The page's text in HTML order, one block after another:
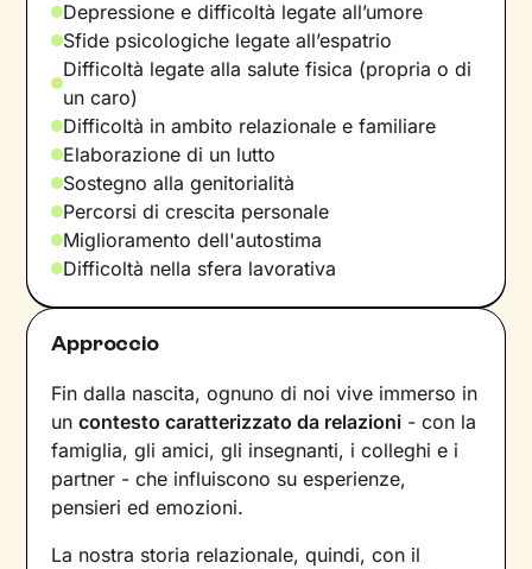
Depressione e difficoltà legate all’umore
Sfide psicologiche legate all’espatrio
Difficoltà legate alla salute fisica (propria o di
un caro)
Difficoltà in ambito relazionale e familiare
Elaborazione di un lutto
Sostegno alla genitorialità
Percorsi di crescita personale
Miglioramento dell'autostima
Difficoltà nella sfera lavorativa
Approccio
Fin dalla nascita, ognuno di noi vive immerso in
uncontesto caratterizzato da relazioni - con la
famiglia, gli amici, gli insegnanti, i colleghi e i
partner - che influiscono su esperienze,
pensieri ed emozioni.
La nostra storia relazionale, quindi, con il